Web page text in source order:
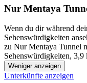
Nur Mentaya
Wenn du dir während
Sehenswürdigkeiten
zu Nur Mentaya Tunnel
Sehenswürdigkeiten,
Weniger anzeigen
Unterkünfte anzeigen